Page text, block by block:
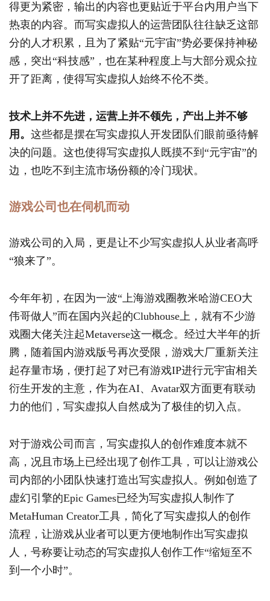
得更为紧密，输出的内容也更贴近于平台内用户当下
热衷的内容。而写实虚拟人的运营团队往往缺乏这部
分的人才积累，且为了紧贴“元宇宙”势必要保持神秘
感，突出“科技感”，也在某种程度上与大部分观众拉
开了距离，使得写实虚拟人始终不伦不类。
技术上并不先进，运营上并不领先，产出上并不够
用。 这些都是摆在写实虚拟人开发团队们眼前亟待解
决的问题。这也使得写实虚拟人既摸不到“元宇宙”的
边，也吃不到主流市场份额的冷门现状。
游戏公司也在伺机而动
游戏公司的入局，更是让不少写实虚拟人从业者高呼
“狼来了”。
今年年初，在因为一波“上海游戏圈教米哈游CEO大
伟哥做人”而在国内兴起的Clubhouse上，就有不少游
戏圈大佬关注起Metaverse这一概念。经过大半年的折
腾，随着国内游戏版号再次受限，游戏大厂重新关注
起存量市场，便打起了对已有游戏IP进行元宇宙相关
衍生开发的主意，作为在AI、Avatar双方面更有联动
力的他们，写实虚拟人自然成为了极佳的切入点。
对于游戏公司而言，写实虚拟人的创作难度本就不
高，况且市场上已经出现了创作工具，可以让游戏公
司内部的小团队快速打造出写实虚拟人。例如创造了
虚幻引擎的Epic Games已经为写实虚拟人制作了
MetaHuman Creator工具，简化了写实虚拟人的创作
流程，让游戏从业者可以更方便地制作出写实虚拟
人，号称要让动态的写实虚拟人创作工作“缩短至不
到一个小时”。